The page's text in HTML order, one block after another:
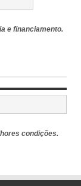
e financiamento.
condições.